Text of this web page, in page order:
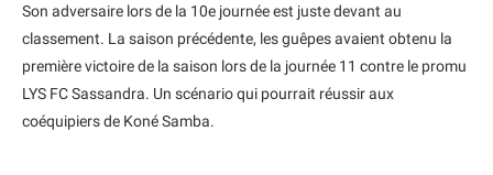
Son adversaire lors de la 10e journée est juste devant au
classement. La saison précédente, les guêpes avaient obtenu la
première victoire de la saison lors de la journée 11 contre le promu
LYS FC Sassandra. Un scénario qui pourrait réussir aux
coéquipiers de Koné Samba.